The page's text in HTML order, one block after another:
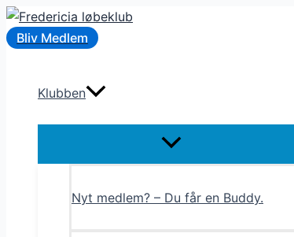
Gå
til Bliv Medlem
Klubben
Menu
Nyt medlem? – Du får en Buddy.